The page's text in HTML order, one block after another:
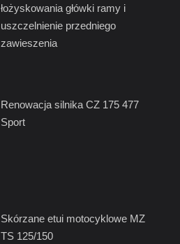
łożyskowania główki ramy i
uszczelnienie przedniego
zawieszenia
Renowacja silnika CZ 175 477
Sport
Skórzane etui motocyklowe MZ
TS 125/150